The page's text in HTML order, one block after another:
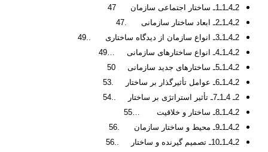
2ـ4ـ1ـ1ـ ساختار اجتماعی سازمان 47
2ـ4ـ1ـ2ـ ابعاد ساختار سازمانی .47
2ـ4ـ1ـ3ـ انواع سازمان از دیدگاه ساختاری ..49
2ـ4ـ1ـ4ـ انواع ساختارهای سازمانی …49
2ـ4ـ1ـ5ـ ساختارهای جدید سازمانی 50
2ـ4ـ1ـ6ـ عوامل تأثیرگذار بر ساختار .53
2ـ 4ـ1ـ7ـ تأثیر استراتژی بر ساختار ..54
2ـ4ـ1ـ8ـ ساختار و خلاقیت …55
2ـ4ـ1ـ9ـ محیط و ساختار سازمان .56
2ـ4ـ1ـ10ـ تصمیم گیرنده و ساختار ..56